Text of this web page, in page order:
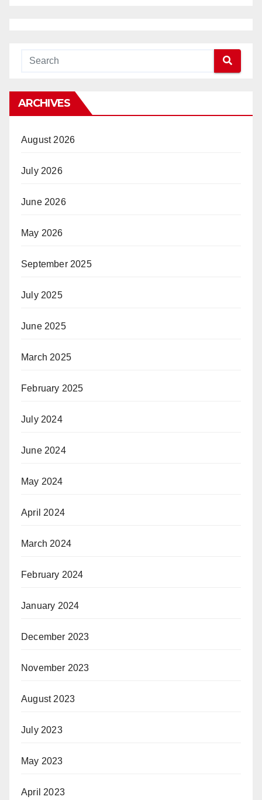
ARCHIVES
August 2026
July 2026
June 2026
May 2026
September 2025
July 2025
June 2025
March 2025
February 2025
July 2024
June 2024
May 2024
April 2024
March 2024
February 2024
January 2024
December 2023
November 2023
August 2023
July 2023
May 2023
April 2023